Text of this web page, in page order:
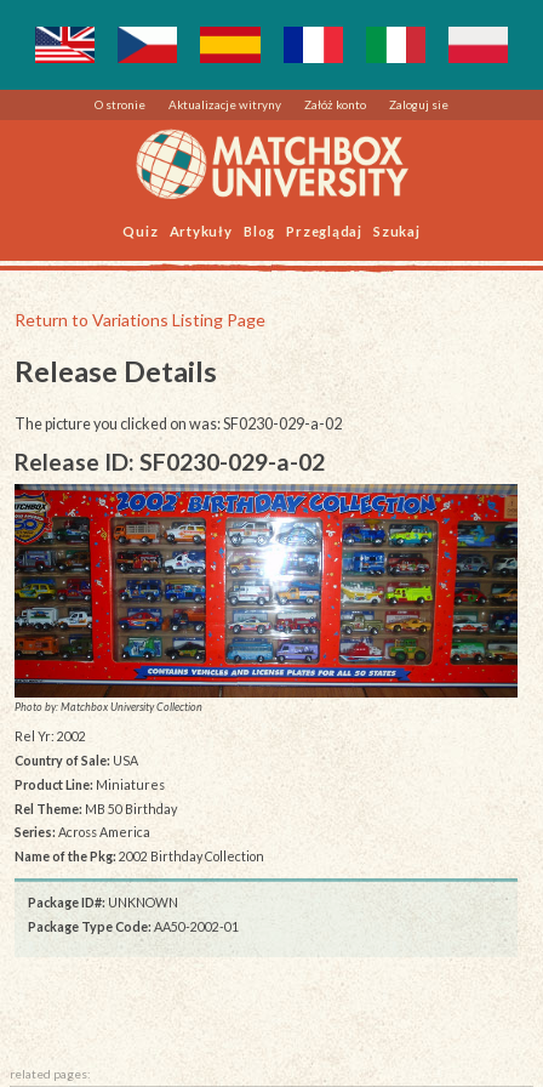
O stronie Aktualizacje witryny Załóż konto Zaloguj sie
Quiz Artykuły Blog Przeglądaj Szukaj
Return to Variations Listing Page
Release Details
The picture you clicked on was: SF0230-029-a-02
Release ID: SF0230-029-a-02
Photo by: Matchbox University Collection
Rel Yr: 2002
Country of Sale: USA
Product Line: Miniatures
Rel Theme: MB 50 Birthday
Series: Across America
Name of the Pkg: 2002 Birthday Collection
Package ID#: UNKNOWN
Package Type Code: AA50-2002-01
related pages: